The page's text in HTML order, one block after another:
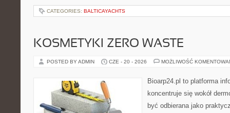
CATEGORIES: BALTICAYACHTS
KOSMETYKI ZERO WASTE
POSTED BY ADMIN CZE - 20 - 2026 MOŻLIWOŚĆ
Bioarp24.pl to platforma
koncentruje się wokół
być odbierana jako